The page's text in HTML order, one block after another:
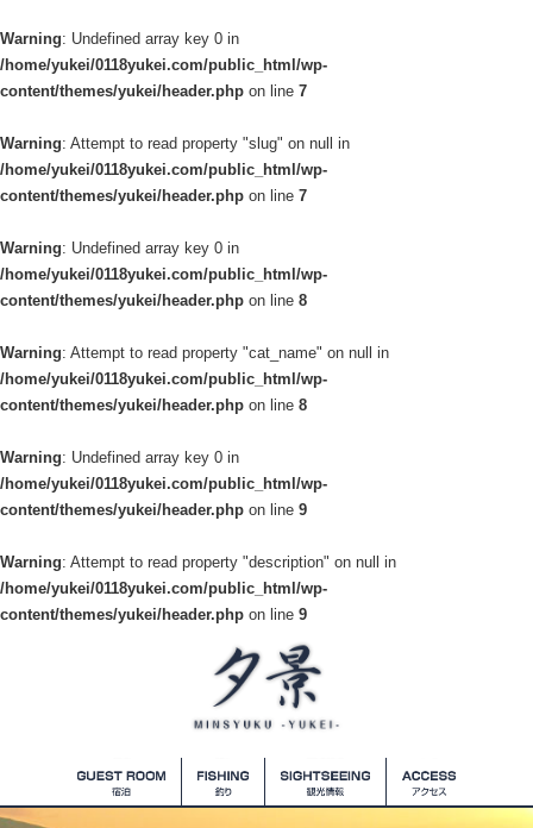
Warning: Undefined array key 0 in
/home/yukei/0118yukei.com/public_html/wp-
content/themes/yukei/header.php on line 7
Warning: Attempt to read property "slug" on null in
/home/yukei/0118yukei.com/public_html/wp-
content/themes/yukei/header.php on line 7
Warning: Undefined array key 0 in
/home/yukei/0118yukei.com/public_html/wp-
content/themes/yukei/header.php on line 8
Warning: Attempt to read property "cat_name" on null in
/home/yukei/0118yukei.com/public_html/wp-
content/themes/yukei/header.php on line 8
Warning: Undefined array key 0 in
/home/yukei/0118yukei.com/public_html/wp-
content/themes/yukei/header.php on line 9
Warning: Attempt to read property "description" on null in
/home/yukei/0118yukei.com/public_html/wp-
content/themes/yukei/header.php on line 9